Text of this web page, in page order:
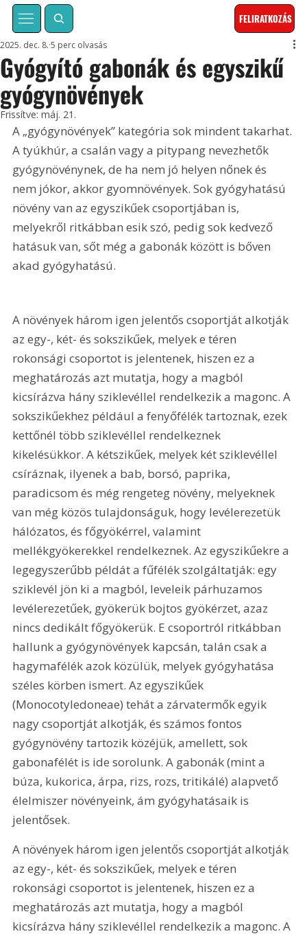
FELIRATKOZÁS
Gyógyító gabonák és egyszikű
gyógynövények
2025. dec. 8. 5 perc olvasás
Frissítve:máj. 21.
A „gyógynövények” kategória sok mindent takarhat.
A tyúkhúr, a csalán vagy a pitypang nevezhetők
gyógynövénynek, de ha nem jó helyen nőnek és
nem jókor, akkor gyomnövények. Sok gyógyhatású
növény van az egyszikűek csoportjában is,
melyekről ritkábban esik szó, pedig sok kedvező
hatásuk van, sőt még a gabonák között is bőven
akad gyógyhatású.
A növények három igen jelentős csoportját alkotják
az egy-, két- és sokszikűek, melyek e téren
rokonsági csoportot is jelentenek, hiszen ez a
meghatározás azt mutatja, hogy a magból
kicsírázva hány sziklevéllel rendelkezik a magonc. A
sokszikűekhez például a fenyőfélék tartoznak, ezek
kettőnél több sziklevéllel rendelkeznek
kikelésükkor. A kétszikűek, melyek két sziklevéllel
csíráznak, ilyenek a bab, borsó, paprika,
paradicsom és még rengeteg növény, melyeknek
van még közös tulajdonságuk, hogy levélerezetük
hálózatos, és főgyökérrel, valamint
mellékgyökerekkel rendelkeznek. Az egyszikűekre a
legegyszerűbb példát a fűfélék szolgáltatják: egy
sziklevél jön ki a magból, leveleik párhuzamos
levélerezetűek, gyökerük bojtos gyökérzet, azaz
nincs dedikált főgyökerük. E csoportról ritkábban
hallunk a gyógynövények kapcsán, talán csak a
hagymafélék azok közülük, melyek gyógyhatása
széles körben ismert. Az egyszikűek
(Monocotyledoneae) tehát a zárvatermők egyik
nagy csoportját alkotják, és számos fontos
gyógynövény tartozik közéjük, amellett, sok
gabonafélét is ide sorolunk. A gabonák (mint a
búza, kukorica, árpa, rizs, rozs, tritikálé) alapvető
élelmiszer növényeink, ám gyógyhatásaik is
jelentősek.
A növények három igen jelentős csoportját alkotják
az egy-, két- és sokszikűek, melyek e téren
rokonsági csoportot is jelentenek, hiszen ez a
meghatározás azt mutatja, hogy a magból
kicsírázva hány sziklevéllel rendelkezik a magonc. A